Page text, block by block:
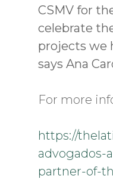
CSMV for
celebrate
projects we
says Ana
For more
https://
advogados-
partner-of-